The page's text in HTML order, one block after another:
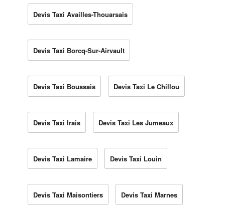
Devis Taxi Availles-Thouarsais
Devis Taxi Borcq-Sur-Airvault
Devis Taxi Boussais Devis Taxi Le Chillou
Devis Taxi Irais Devis Taxi Les Jumeaux
Devis Taxi Lamaire Devis Taxi Louin
Devis Taxi Maisontiers Devis Taxi Marnes